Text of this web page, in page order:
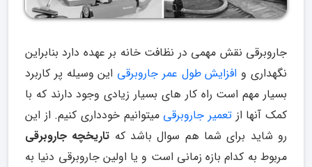
جاروبرقی نقش مهمی در نظافت خانه بر عهده دارد بنابراین
نگهداری و افزایش طول عمر جاروبرقی این وسیله پر کاربرد
بسیار مهم است راه کار های بسیار زیادی وجود دارند که با
کمک آنها از تعمیر جاروبرقی میتوانیم خودداری کنیم. از این
رو شاید برای شما هم سوال باشد که تاریخچه جاروبرقی
مربوط به کدام بازه زمانی است و یا اولین جاروبرقی دنیا به